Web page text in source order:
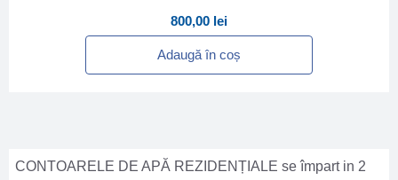
800,00 lei
Adaugă în coș
CONTOARELE DE APĂ REZIDENȚIALE se împart in 2